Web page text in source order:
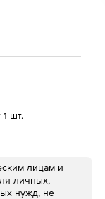
шт.
лицам и
личных,
нужд, не